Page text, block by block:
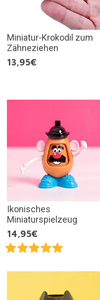
Miniatur-Krokodil zum
Zähneziehen
13,95€
Ikonisches
Miniaturspielzeug
14,95€